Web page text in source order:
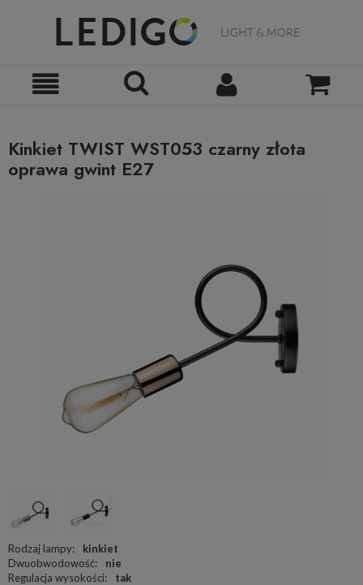
Kinkiet TWIST WST053 czarny złota
oprawa gwint E27
Rodzaj lampy:
kinkiet
Dwuobwodowość:
nie
Regulacja wysokości:
tak